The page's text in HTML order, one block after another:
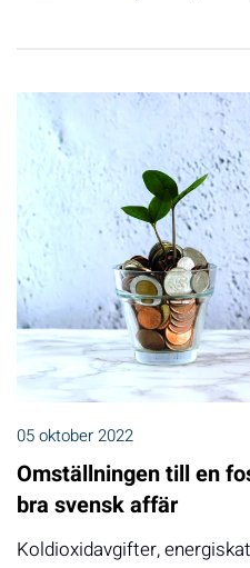
05 oktober 2022
Omställningen till en
bra svensk affär
Koldioxidavgifter,